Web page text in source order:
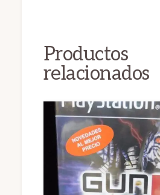
Productos
relacionados